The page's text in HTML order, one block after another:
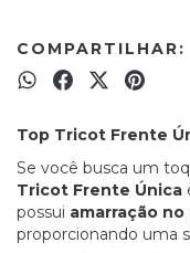
COMPARTILHAR:
Top Tricot Frente
Se você busca um
Tricot Frente Única
possui amarração
proporcionando uma